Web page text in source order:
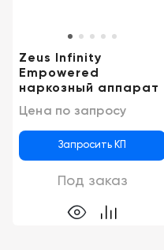
Zeus Infinity
Empowered
наркозный аппарат
Цена по запросу
Запросить КП
Под заказ